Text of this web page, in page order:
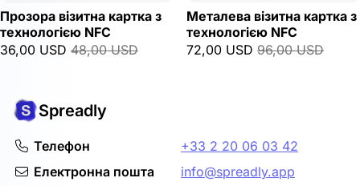
Прозора візитна картка з
технологією NFC
36,00 USD 48,00 USD
Металева візитна картка з
технологією NFC
72,00 USD 96,00 USD
Spreadly
Телефон
+33 2 20 06 03 42
Електронна пошта
info@spreadly.app